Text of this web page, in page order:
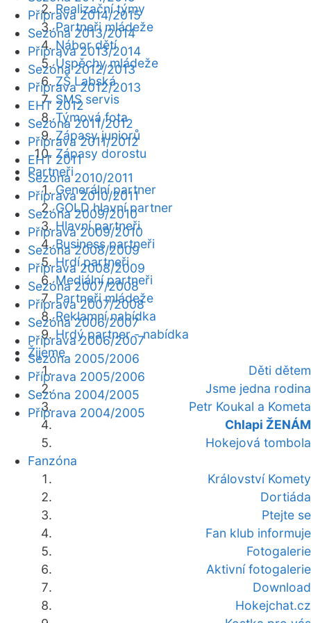
Realizační týmy
Partneři mládeže
Nábor dětí
Úspěchy mládeže
ZŠ Labská
SMS servis
Týmová fota
Zápasy juniorů
Zápasy dorostu
Partneři
Generální partner
GOLD hlavní partner
Hlavní partneři
Business partneři
Hrdí partneři
Mediální partneři
Partneři mládeže
Reklamní nabídka
Hrdý partner - nabídka
Žijeme
Děti dětem
Jsme jedna rodina
Petr Koukal a Kometa
Chlapi ŽENÁM
Hokejová tombola
Fanzóna
Království Komety
Dortiáda
Ptejte se
Fan klub informuje
Fotogalerie
Aktivní fotogalerie
Download
Hokejchat.cz
Příprava 2014/2015
Sezóna 2013/2014
Příprava 2013/2014
Sezóna 2012/2013
Příprava 2012/2013
EHT 2012
Sezóna 2011/2012
Příprava 2011/2012
EHT 2011
Sezóna 2010/2011
Příprava 2010/2011
Sezóna 2009/2010
Příprava 2009/2010
Sezóna 2008/2009
Příprava 2008/2009
Sezóna 2007/2008
Příprava 2007/2008
Sezóna 2006/2007
Příprava 2006/2007
Sezóna 2005/2006
Příprava 2005/2006
Sezóna 2004/2005
Příprava 2004/2005